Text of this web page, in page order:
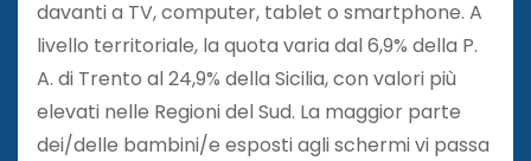
davanti a TV, computer, tablet o smartphone. A
livello territoriale, la quota varia dal 6,9% della P.
A. di Trento al 24,9% della Sicilia, con valori più
elevati nelle Regioni del Sud. La maggior parte
dei/delle bambini/e esposti agli schermi vi passa